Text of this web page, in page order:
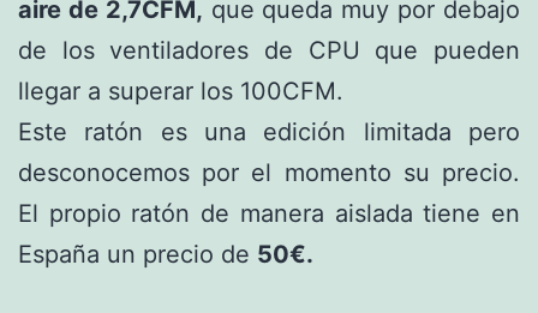
aire de 2,7CFM, que queda muy por debajo
de los ventiladores de CPU que pueden
llegar a superar los 100CFM.
Este ratón es una edición limitada pero
desconocemos por el momento su precio.
El propio ratón de manera aislada tiene en
España un precio de 50€.